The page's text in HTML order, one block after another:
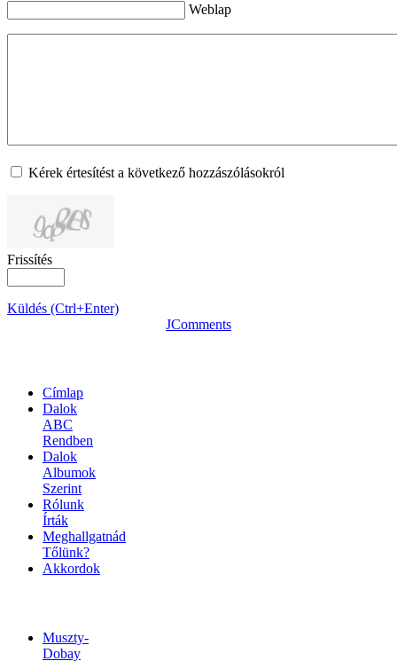
Weblap
Kérek értesítést a következő hozzászólásokról
Frissítés
Küldés (Ctrl+Enter)
JComments
Címlap
Dalok
ABC
Rendben
Dalok
Albumok
Szerint
Rólunk
Írták
Meghallgatnád
Tőlünk?
Akkordok
Muszty-
Dobay